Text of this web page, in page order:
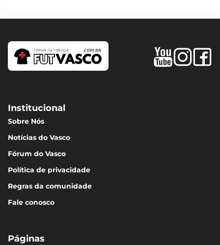
Institucional
Sobre Nós
Notícias do Vasco
Fórum do Vasco
Política de privacidade
Regras da comunidade
Fale conosco
Páginas